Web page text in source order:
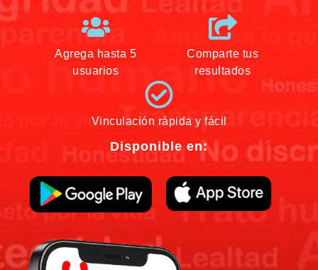
Agrega hasta 5
usuarios
Comparte tus
resultados
Vinculación rápida y fácil
Disponible en: